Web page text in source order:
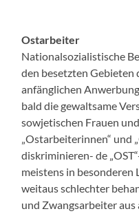
Ostarbeiter
Nationalsozialistische
den besetzten Gebieten
anfänglichen
bald die gewaltsame
sowjetischen Frauen
„Ostarbeiterinnen“ und
diskriminieren- de
meistens in besonderen
weitaus schlechter
und Zwangsarbeiter aus